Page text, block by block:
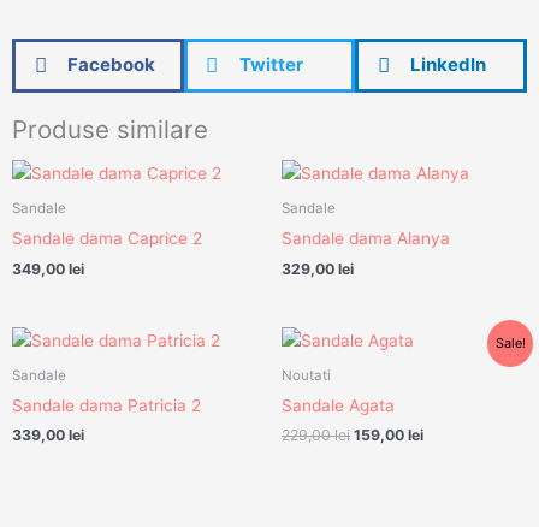
Facebook Twitter LinkedIn
Produse similare
Sandale
Sandale dama Caprice 2
349,00 lei
Sandale
Sandale dama Alanya
329,00 lei
Sandale
Sandale dama Patricia 2
339,00 lei
Sale!
Noutati
Sandale Agata
229,00lei
Prețul
inițial
229,00 lei.
159,00 lei